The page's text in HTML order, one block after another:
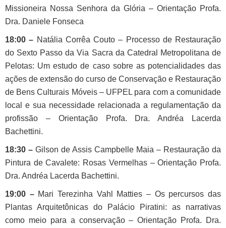
Missioneira Nossa Senhora da Glória – Orientação Profa.
Dra. Daniele Fonseca
18:00 – Natália Corrêa Couto – Processo de Restauração
do Sexto Passo da Via Sacra da Catedral Metropolitana de
Pelotas: Um estudo de caso sobre as potencialidades das
ações de extensão do curso de Conservação e Restauração
de Bens Culturais Móveis – UFPEL para com a comunidade
local e sua necessidade relacionada a regulamentação da
profissão – Orientação Profa. Dra. Andréa Lacerda
Bachettini.
18:30 – Gilson de Assis Campbelle Maia – Restauração da
Pintura de Cavalete: Rosas Vermelhas – Orientação Profa.
Dra. Andréa Lacerda Bachettini.
19:00 –Mari Terezinha Vahl Matties – Os percursos das
Plantas Arquitetônicas do Palácio Piratini: as narrativas
como meio para a conservação – Orientação Profa. Dra.